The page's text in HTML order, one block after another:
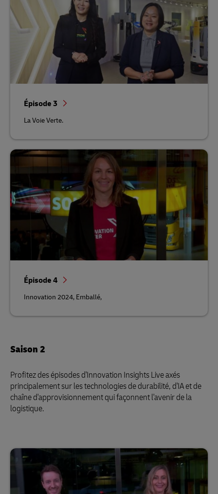
Épisode 3
La Voie Verte.
Épisode 4
Innovation 2024, Emballé,
Saison 2
Profitez des épisodes d'Innovation Insights Live axés
principalement sur les technologies de durabilité, d'IA et de
chaîne d'approvisionnement qui façonnent l'avenir de la
logistique.